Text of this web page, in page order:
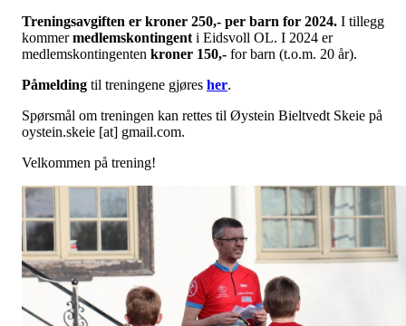
Treningsavgiften er kroner 250,- per barn for 2024. I tillegg
kommermedlemskontingent i Eidsvoll OL. I 2024 er
medlemskontingenten kroner 150,- for barn (t.o.m. 20 år).
Påmelding til treningene gjøres her.
Spørsmål om treningen kan rettes til Øystein Bieltvedt Skeie på
oystein.skeie [at] gmail.com.
Velkommen på trening!